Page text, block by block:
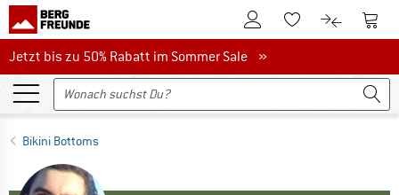
Zum KundenkontoZum Merkzettel.
Zum Zum
Jetzt bis zu 50% Rabatt im Sommer Sale
Jetzt bis zu 50% Rabatt im Sommer Sale »
Bikini Bottoms